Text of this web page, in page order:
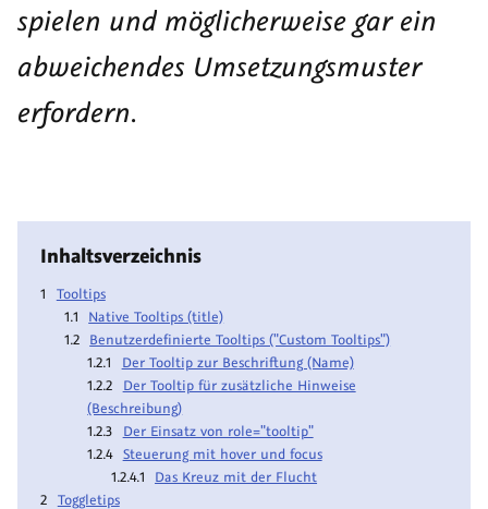
spielen und möglicherweise gar ein
abweichendes Umsetzungsmuster
erfordern.
Inhaltsverzeichnis
Tooltips
Native Tooltips (title)
Benutzerdefinierte Tooltips ("Custom Tooltips")
Der Tooltip zur Beschriftung (Name)
Der Tooltip für zusätzliche Hinweise
(Beschreibung)
Der Einsatz von role="tooltip"
Steuerung mit hover und focus
Das Kreuz mit der Flucht
Toggletips